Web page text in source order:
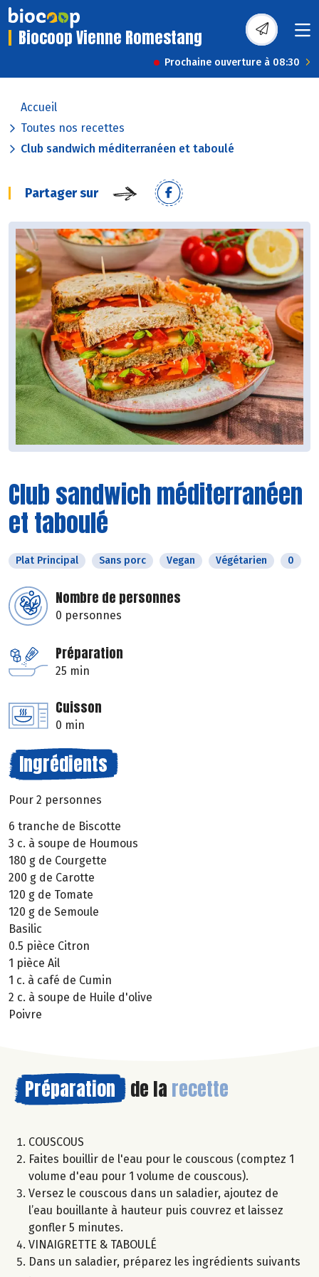
Biocoop Vienne Romestang
Prochaine ouverture à 08:30
Accueil
Toutes nos recettes
Club sandwich méditerranéen et taboulé
Partager sur
Club sandwich méditerranéen
et taboulé
Plat Principal Sans porc Vegan Végétarien 0
Nombre de personnes
0 personnes
Préparation
25 min
Cuisson
0 min
Ingrédients
Pour 2 personnes
6 tranche de Biscotte
3 c. à soupe de Houmous
180 g de Courgette
200 g de Carotte
120 g de Tomate
120 g de Semoule
Basilic
0.5 pièce Citron
1 pièce Ail
1 c. à café de Cumin
2 c. à soupe de Huile d'olive
Poivre
Préparation de la recette
COUSCOUS
Faites bouillir de l'eau pour le couscous (comptez 1
volume d'eau pour 1 volume de couscous).
Versez le couscous dans un saladier, ajoutez de
l’eau bouillante à hauteur puis couvrez et laissez
gonfler 5 minutes.
VINAIGRETTE & TABOULÉ
Dans un saladier, préparez les ingrédients suivants